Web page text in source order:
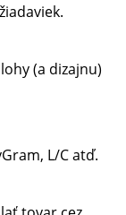
(a dizajnu)
L/C atď.